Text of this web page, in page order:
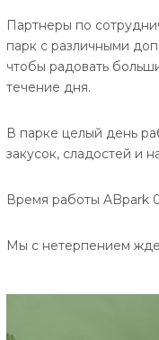
Партнеры по
парк с различными
чтобы радовать
течение дня.
В парке целый день
закусок, сладостей и
Время работы ABpark
Мы с нетерпением